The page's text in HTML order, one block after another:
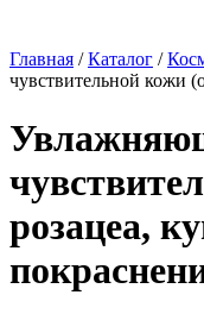
Главная /Каталог /
чувствительной кожи
розацеа,